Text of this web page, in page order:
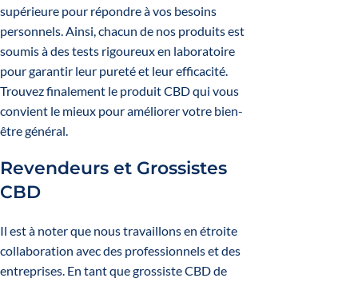
supérieure pour répondre à vos besoins
personnels. Ainsi, chacun de nos produits est
soumis à des tests rigoureux en laboratoire
pour garantir leur pureté et leur efficacité.
Trouvez finalement le produit CBD qui vous
convient le mieux pour améliorer votre bien-
être général.
Revendeurs et Grossistes
CBD
Il est à noter que nous travaillons en étroite
collaboration avec des professionnels et des
entreprises. En tant que grossiste CBD de